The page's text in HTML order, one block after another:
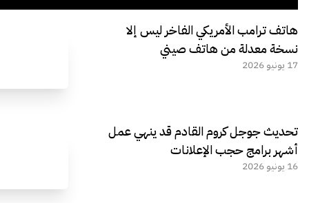
هاتف ترامب الأمريكي الفاخر ليس إلا
نسخة معدلة من هاتف صيني
17 يونيو 2026
تحديث جوجل كروم القادم قد ينهي عمل
أشهر برامج حجب الإعلانات
16 يونيو 2026